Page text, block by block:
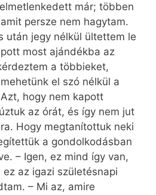
már; többen
persze nem hagytam.
után jegy nélkül ültettem le
most ajándékba az
a többieket,
el szó nélkül a
hogy nem kapott
az órát, és így nem jut
Hogy megtanítottuk neki
a gondolkodásban
– Igen, ez mind így van,
az igazi születésnapi
– Mi az, amire